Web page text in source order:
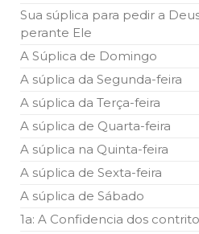
Sua súplica para pedir a
perante Ele
A Súplica de Domingo
A súplica da Segunda-feira
A súplica da Terça-feira
A súplica de Quarta-feira
A súplica na Quinta-feira
A súplica de Sexta-feira
A súplica de Sábado
1a: A Confidencia dos